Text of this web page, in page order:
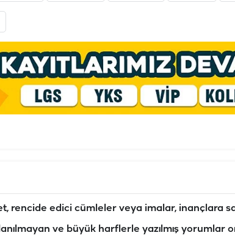
rencide edici cümleler veya imalar, inançlara
ve büyük harflerle yazılmış yorumlar